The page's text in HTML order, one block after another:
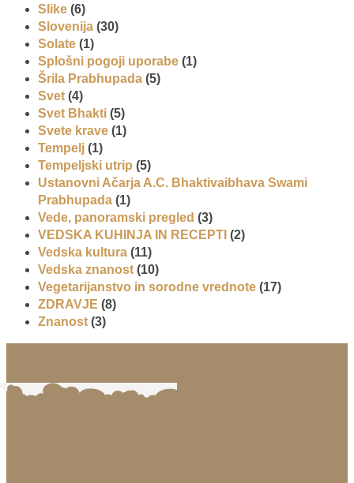
Slike (6)
Slovenija (30)
Solate (1)
Splošni pogoji uporabe (1)
Šrila Prabhupada (5)
Svet (4)
Svet Bhakti (5)
Svete krave (1)
Tempelj (1)
Tempeljski utrip (5)
Ustanovni Ačarja A.C. Bhaktivaibhava Swami
Prabhupada (1)
Vede, panoramski pregled (3)
VEDSKA KUHINJA IN RECEPTI (2)
Vedska kultura (11)
Vedska znanost (10)
Vegetarijanstvo in sorodne vrednote (17)
ZDRAVJE (8)
Znanost (3)